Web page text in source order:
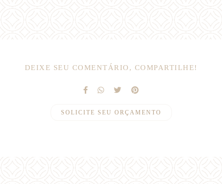
DEIXE SEU COMENTÁRIO, COMPARTILHE!
SOLICITE SEU ORÇAMENTO